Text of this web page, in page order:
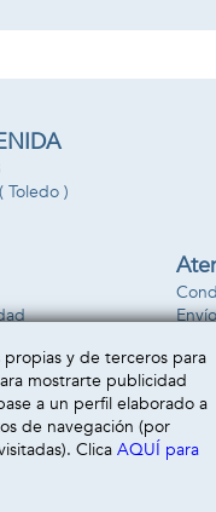
( Toledo )
propias y de terceros para
mostrarte publicidad
a un perfil elaborado a
de navegación (por
Clica AQUÍ para